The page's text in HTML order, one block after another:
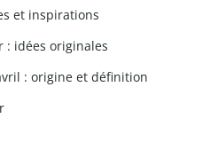
et inspirations
: idées originales
: origine et définition